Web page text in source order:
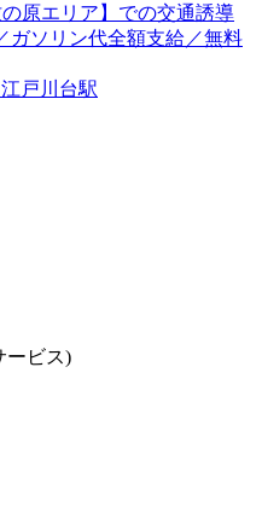
原エリア】での交通誘導
ガソリン代全額支給／無料
戸川台駅
ービス)